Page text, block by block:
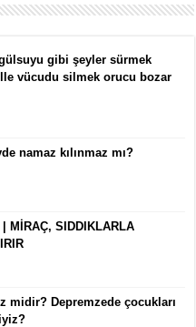
gibi şeyler sürmek
vücudu silmek orucu bozar
namaz kılınmaz mı?
| MİRAÇ, SIDDIKLARLA
midir? Depremzede çocukları